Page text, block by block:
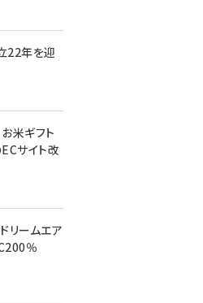
22年を迎
米ギフト
サイト改
リームエア
％